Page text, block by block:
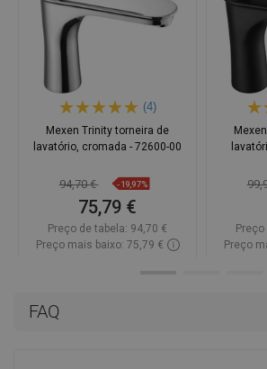
FAQ
(4)
Mexen Trinity torneira de
lavatório, cromada - 72600-00
94,70 € -19,97%
75,79 €
Preço de tabela: 94,70 €
Preço mais baixo: 75,79 €
Preço
Preço